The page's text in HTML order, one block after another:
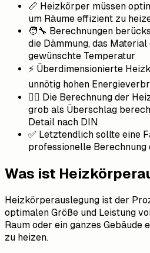
📏 Heizkörper müssen
um Räume effizient zu
🧑‍🔧 Berechnungen
die Dämmung, das
gewünschte Temperatur
⚡ Überdimensionierte
unnötig hohen
🧑‍⚖️ Die Berechnung der
grob als Überschlag
Detail nach DIN
✅ Letztendlich sollte eine
professionelle Berechnung
Was ist
Heizkörperauslegung ist der
optimalen Größe und Leistung
Raum oder ein ganzes Gebäude
zu heizen.